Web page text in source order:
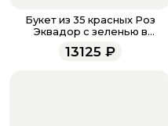
звоните по номеру
напишите WhatsApp
менеджеры
всегда рады
Букет из 35 красных Роз
Эквадор с зеленью в
матовой бумаге 50 см
13125 ₽